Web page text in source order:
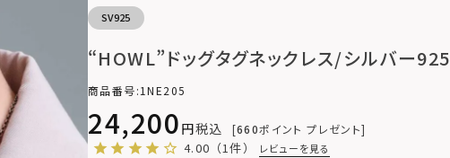
SV925
“HOWL”ドッグタグネックレス/シルバー925
商品番号 1NE205
24,200 税込 660ポイント プレゼント
4.00 （1件） レビューを見る